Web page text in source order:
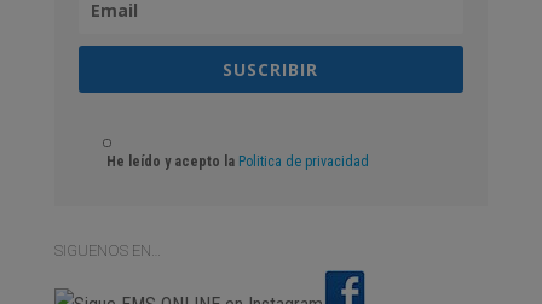
SUSCRIBIR
He leído y acepto la Politica de privacidad
SIGUENOS EN…